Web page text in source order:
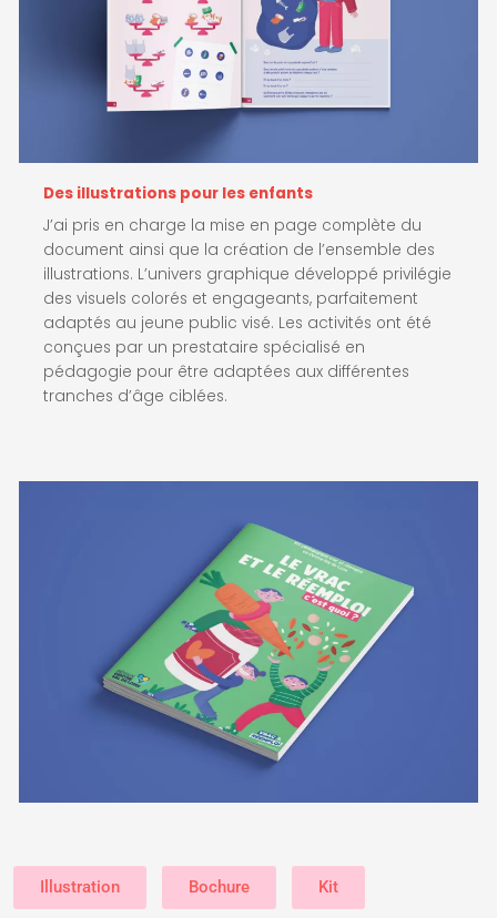
Des illustrations pour les enfants
J’ai pris en charge la mise en page complète du
document ainsi que la création de l’ensemble des
illustrations. L’univers graphique développé privilégie
des visuels colorés et engageants, parfaitement
adaptés au jeune public visé. Les activités ont été
conçues par un prestataire spécialisé en
pédagogie pour être adaptées aux différentes
tranches d’âge ciblées.
Illustration Bochure Kit